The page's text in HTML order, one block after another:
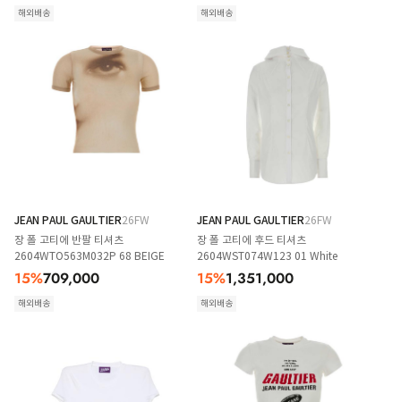
해외배송 해외배송
JEAN PAUL GAULTIER26FW
장 폴 고티에 반팔 티셔츠
2604WTO563M032P 68 BEIGE
15%709,000
해외배송
JEAN PAUL GAULTIER26FW
장 폴 고티에 후드 티셔츠
2604WST074W123 01 White
15%1,351,000
해외배송